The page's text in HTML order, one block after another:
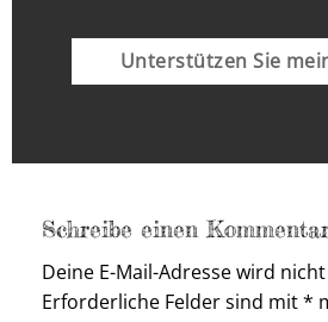
Unterstützen Sie
Schreibe einen
Deine E-Mail-Adresse wird
Erforderliche Felder sind mit*